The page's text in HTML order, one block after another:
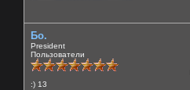
Бо.
President
Пользователи
:) 13